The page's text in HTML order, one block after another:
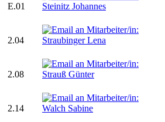
E.01
2.04
2.08
2.14